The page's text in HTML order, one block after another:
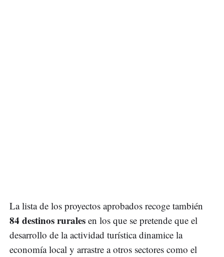
La lista de los proyectos aprobados recoge también
84 destinos rurales en los que se pretende que el
desarrollo de la actividad turística dinamice la
economía local y arrastre a otros sectores como el